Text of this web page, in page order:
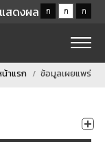
สดงผล ก ก ก
าแรก ข้อมูลเผยแพร่